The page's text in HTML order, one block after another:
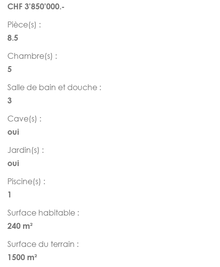
CHF 3'850'000.-
Pièce(s) :
8.5
Chambre(s) :
5
Salle de bain et douche :
3
Cave(s) :
oui
Jardin(s) :
oui
Piscine(s) :
1
Surface habitable :
240 m²
Surface du terrain :
1500 m²